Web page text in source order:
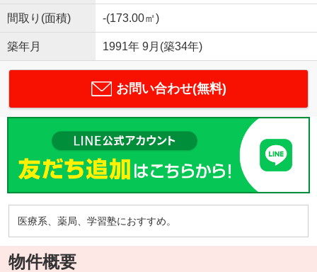
間取り(面積) -(173.00㎡)
築年月 1991年 9月(築34年)
お問い合わせ(無料)
医療系、薬局、学習塾におすすめ。
物件概要